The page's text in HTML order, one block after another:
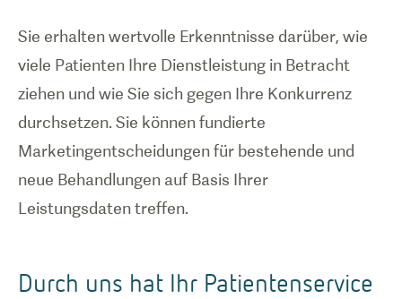
Sie erhalten wertvolle Erkenntnisse darüber, wie
viele Patienten Ihre Dienstleistung in Betracht
ziehen und wie Sie sich gegen Ihre Konkurrenz
durchsetzen. Sie können fundierte
Marketingentscheidungen für bestehende und
neue Behandlungen auf Basis Ihrer
Leistungsdaten treffen.
Durch uns hat Ihr Patientenservice